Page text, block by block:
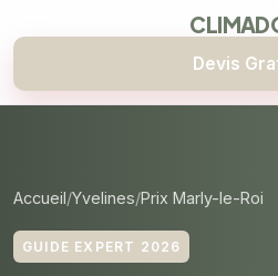
Devis
Accueil Yvelines Prix Marly-le-Roi
GUIDE EXPERT 2026